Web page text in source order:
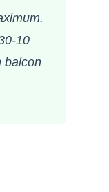
10
balcon